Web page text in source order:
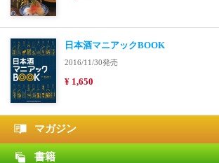
日本酒マニアックBOOK
2016/11/30発売
¥ 1,650
マガジン
書籍